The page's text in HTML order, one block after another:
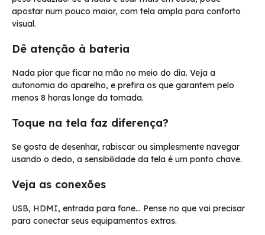
apostar num pouco maior, com tela ampla para conforto
visual.
Dê atenção à bateria
Nada pior que ficar na mão no meio do dia. Veja a
autonomia do aparelho, e prefira os que garantem pelo
menos 8 horas longe da tomada.
Toque na tela faz diferença?
Se gosta de desenhar, rabiscar ou simplesmente navegar
usando o dedo, a sensibilidade da tela é um ponto chave.
Veja as conexões
USB, HDMI, entrada para fone… Pense no que vai precisar
para conectar seus equipamentos extras.